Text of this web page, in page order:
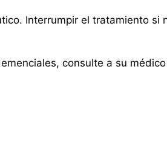
Interrumpir el tratamiento si
consulte a su